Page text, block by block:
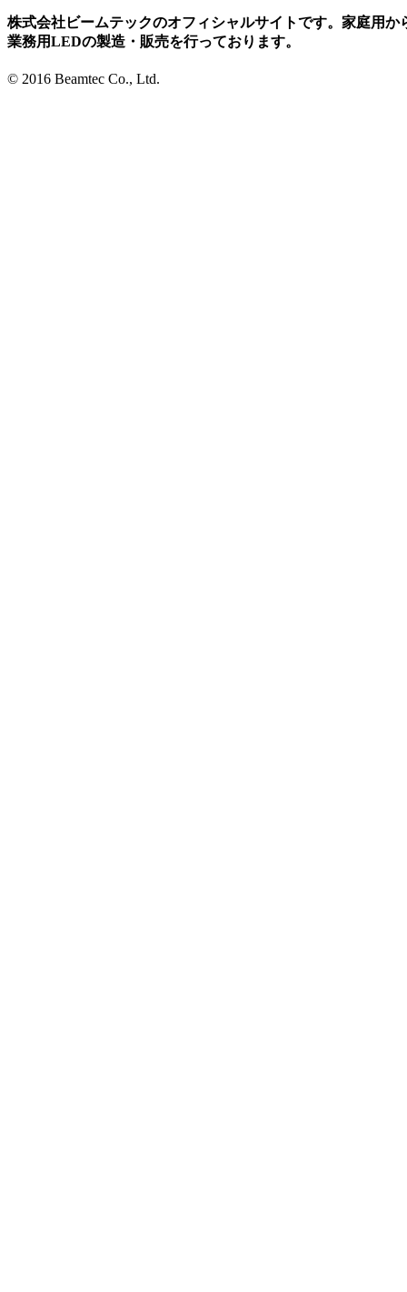
株式会社ビームテックのオフィシャルサイトです。家庭用か
業務用LEDの製造・販売を行っております。
© 2016 Beamtec Co., Ltd.